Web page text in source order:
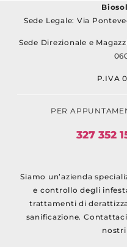
Sede Legale: Via
Sede Direzionale e
P.IVA
PER
327 352
Siamo un’azienda
e controllo degli
trattamenti di
sanificazione.